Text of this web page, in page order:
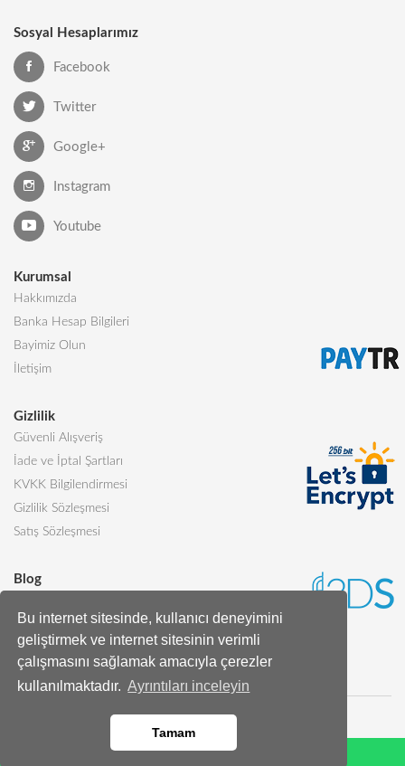
Bu internet sitesinde, kullanıcı deneyimini
geliştirmek ve internet sitesinin verimli
çalışmasını sağlamak amacıyla çerezler
kullanılmaktadır. Ayrıntıları inceleyin
Tamam
Sosyal Hesaplarımız
Facebook
Twitter
Google+
Instagram
Youtube
Kurumsal
Hakkımızda
Banka Hesap Bilgileri
Bayimiz Olun
İletişim
Gizlilik
Güvenli Alışveriş
İade ve İptal Şartları
KVKK Bilgilendirmesi
Gizlilik Sözleşmesi
Satış Sözleşmesi
Blog
Butik Pasta Nedir?
Tüm Blog Yazıları